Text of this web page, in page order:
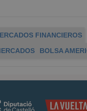
FINANCIEROS
BOLSA